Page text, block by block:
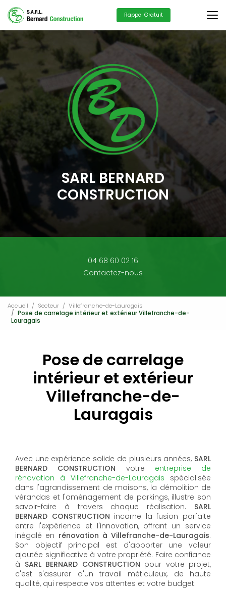
Aller
au
contenu
principal
Rappel Gratuit
SARL BERNARD
CONSTRUCTION
04 68 60 02 16
Contactez-nous
Accueil Secteur
Villefranche-de-Lauragais
Pose de carrelage intérieur et extérieur Villefranche-de-
Lauragais
Pose de carrelage
intérieur et extérieur
Villefranche-de-
Lauragais
Avec une expérience solide de plusieurs années, SARL
BERNARD CONSTRUCTION votre entreprise de
rénovation à Villefranche-de-Lauragais spécialisée
dans l'agrandissement de maisons, la démolition de
vérandas et l'aménagement de parkings, illustre son
savoir-faire à travers chaque réalisation. SARL
BERNARD CONSTRUCTION incarne la fusion parfaite
entre l'expérience et l'innovation, offrant un service
inégalé en rénovation à Villefranche-de-Lauragais.
Son objectif principal est d'apporter une valeur
ajoutée significative à votre propriété. Faire confiance
à SARL BERNARD CONSTRUCTION pour votre projet,
c'est s'assurer d'un travail méticuleux, de haute
qualité, qui respecte vos attentes et votre budget.